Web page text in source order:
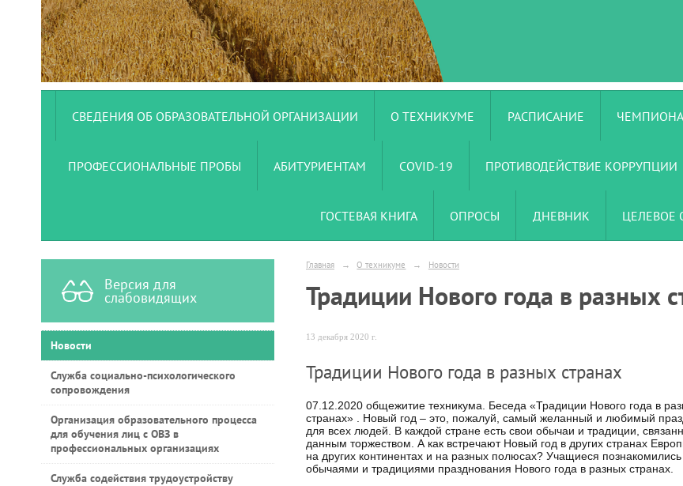
СВЕДЕНИЯ ОБ ОБРАЗОВАТЕЛЬНОЙ ОРГАНИЗАЦИИ О ТЕХНИКУМЕ РАСПИСАНИЕ
ПРОФЕССИОНАЛЬНЫЕ ПРОБЫ АБИТУРИЕНТАМ COVID-19 ПРОТИВОДЕЙСТВИЕ КОРРУПЦИИ
ГОСТЕВАЯ КНИГА ОПРОСЫ ДНЕВНИК ЦЕЛЕВОЕ
Версия для
слабовидящих
Новости
Служба социально-психологического
сопровождения
Организация образовательного процесса
для обучения лиц с ОВЗ в
профессиональных организациях
Служба содействия трудоустройству
Главная → О техникуме → Новости
Традиции Нового года в разных
13 декабря 2020 г.
Традиции Нового года в разных странах
07.12.2020 общежитие техникума. Беседа «Традиции Нового года в
странах» . Новый год – это, пожалуй, самый желанный и любимый
для всех людей. В каждой стране есть свои обычаи и традиции,
данным торжеством. А как встречают Новый год в других странах
на других континентах и на разных полюсах? Учащиеся познакомились
обычаями и традициями празднования Нового года в разных странах.